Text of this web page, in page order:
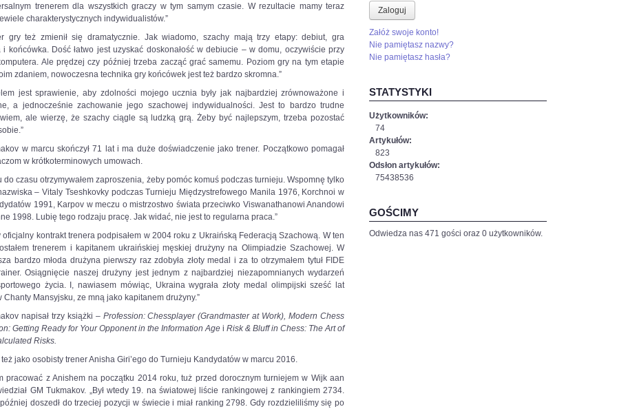
trenerem dla wszystkich graczy w tym samym czasie. W rezultacie mamy teraz
charakterystycznych indywidualistów.”
gry też zmienił się dramatycznie. Jak wiadomo, szachy mają trzy etapy: debiut, gra
i końcówka. Dość łatwo jest uzyskać doskonałość w debiucie – w domu, oczywiście przy
Ale prędzej czy później trzeba zacząć grać samemu. Poziom gry na tym etapie
zdaniem, nowoczesna technika gry końcówek jest też bardzo skromna.”
jest sprawienie, aby zdolności mojego ucznia były jak najbardziej zrównoważone i
a jednocześnie zachowanie jego szachowej indywidualności. Jest to bardzo trudne
ale wierzę, że szachy ciągle są ludzką grą. Żeby być najlepszym, trzeba pozostać
w marcu skończył 71 lat i ma duże doświadczenie jako trener. Początkowo pomagał
w krótkoterminowych umowach.
do czasu otrzymywałem zaproszenia, żeby pomóc komuś podczas turnieju. Wspomnę tylko
– Vitaly Tseshkovky podczas Turnieju Międzystrefowego Manila 1976, Korchnoi w
1991, Karpov w meczu o mistrzostwo świata przeciwko Viswanathanowi Anandowi
1998. Lubię tego rodzaju pracę. Jak widać, nie jest to regularna praca.”
oficjalny kontrakt trenera podpisałem w 2004 roku z Ukraińską Federacją Szachową. W ten
trenerem i kapitanem ukraińskiej męskiej drużyny na Olimpiadzie Szachowej. W
bardzo młoda drużyna pierwszy raz zdobyła złoty medal i za to otrzymałem tytuł FIDE
Osiągnięcie naszej drużyny jest jednym z najbardziej niezapomnianych wydarzeń
życia. I, nawiasem mówiąc, Ukraina wygrała złoty medal olimpijski sześć lat
Chanty Mansyjsku, ze mną jako kapitanem drużyny.”
napisał trzy książki – Profession: Chessplayer (Grandmaster at Work), Modern Chess
Getting Ready for Your Opponent in the Information Age i Risk & Bluff in Chess: The Art of
Risks.
też jako osobisty trener Anisha Giri’ego do Turnieju Kandydatów w marcu 2016.
pracować z Anishem na początku 2014 roku, tuż przed dorocznym turniejem w Wijk aan
GM Tukmakov. „Był wtedy 19. na światowej liście rankingowej z rankingiem 2734.
doszedł do trzeciej pozycji w świecie i miał ranking 2798. Gdy rozdzieliliśmy się po
Zaloguj
Załóż swoje konto!
Nie pamiętasz nazwy?
Nie pamiętasz hasła?
STATYSTYKI
Użytkowników:
74
Artykułów:
823
Odsłon artykułów:
75438536
GOŚCIMY
Odwiedza nas 471 gości oraz 0 użytkowników.